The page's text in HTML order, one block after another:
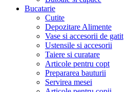
Bucatarie
Cutite
Depozitare Alimente
Vase si accesorii de gatit
Ustensile si accesorii
Taiere si curatare
Articole pentru copt
Prepararea bauturii
Servirea mesei